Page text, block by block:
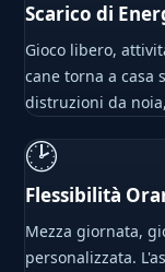
Scarico di
Gioco libero,
cane torna a
distruzioni da
🕑
Flessibilità
Mezza giornata,
personalizzata.